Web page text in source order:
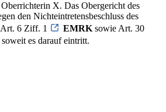
X. Das Obergericht des
den Nichteintretensbeschluss des
6 Ziff. 1 EMRK sowie Art. 30
es darauf eintritt.